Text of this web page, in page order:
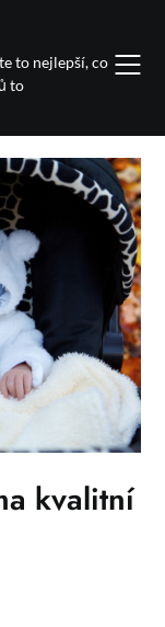
to nejlepší, co
to
kvalitní